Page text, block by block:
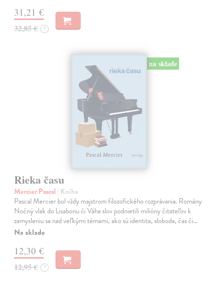
31,21 €
32,85 € ?
na sklade
Rieka času
Mercier Pascal | Kniha
Pascal Mercier bol vždy majstrom filozofického rozprávania. Romány
Nočný vlak do Lisabonu či Váha slov podnietili milióny čitateľov k
zamysleniu sa nad veľkými témami, ako sú identita, sloboda, čas či…
Na sklade
12,30 €
12,95 € ?